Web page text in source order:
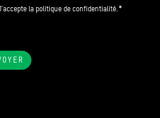
la politique de confidentialité. *